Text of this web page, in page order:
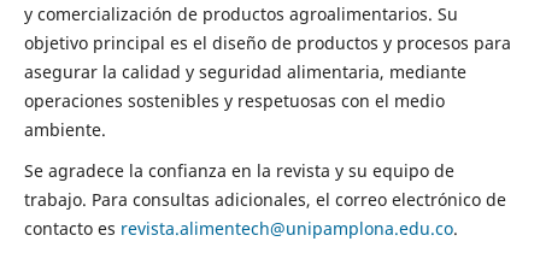
y comercialización de productos agroalimentarios. Su
objetivo principal es el diseño de productos y procesos para
asegurar la calidad y seguridad alimentaria, mediante
operaciones sostenibles y respetuosas con el medio
ambiente.
Se agradece la confianza en la revista y su equipo de
trabajo. Para consultas adicionales, el correo electrónico de
contacto es revista.alimentech@unipamplona.edu.co.